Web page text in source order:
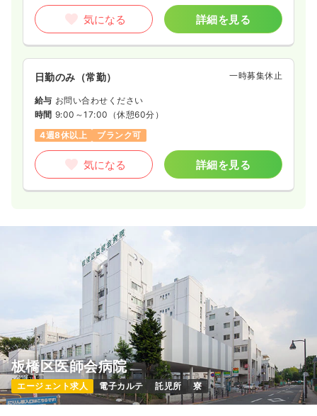
時間 8:30～17:30（休憩60分）
4週8休以上
担当業務未経験可 ブランク可
第二新卒可
気になる 詳細を見る
夜勤のみ（常勤）
給与 42.4万円〜/月 賞与3.7ヶ月
※経験3年の例
時間 16:30～9:00
気になる
オペ室(手術室) 正看護師
2交代（常勤）
給与 32.8万円 /月 賞与3.7ヶ月
※経験3年の例
時間 8:30～17:30（休憩60分）
4週8休以上
オンコールあり
担当業務未経験可
気になる 詳細を見る
日勤のみ（常勤） 一時募集休止
給与 お問い合わせください
時間 9:00～17:00 （休憩60分）
4週8休以上
ブランク可
気になる 詳細を見る
板橋区医師会病院
エージェント求人 電子カルテ 託児所 寮